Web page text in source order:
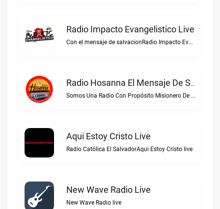
Radio Impacto Evangelistico Live
Con el mensaje de salvacionRadio Impacto Evangelistico live
Radio Hosanna El Mensaje De Salvacion Live
Somos Una Radio Con Propósito Misionero De Llevar Las Buenas Nuevas De Salvación A Las NacionesRadio Hosanna el mensaje de Salvacion live
Aqui Estoy Cristo Live
Radio Católica El SalvadorAqui Estoy Cristo live
New Wave Radio Live
New Wave Radio live